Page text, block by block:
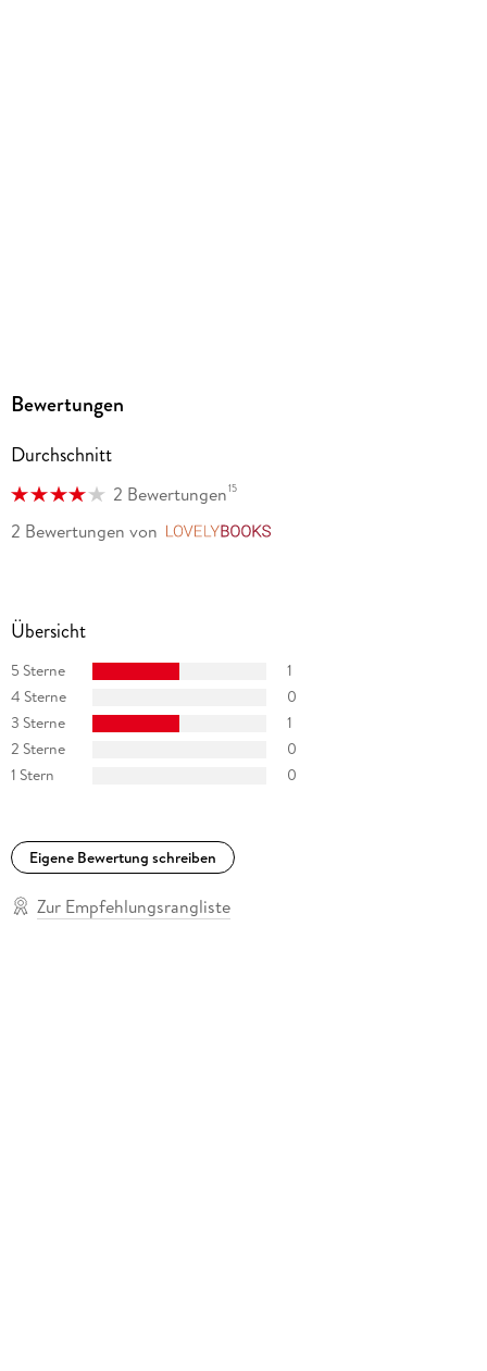
Bewertungen
Durchschnitt
2 Bewertungen15
2 Bewertungen von
Übersicht
5 Sterne
1
4 Sterne
0
3 Sterne
1
2 Sterne
0
1 Stern
0
Eigene Bewertung schreiben
Zur Empfehlungsrangliste